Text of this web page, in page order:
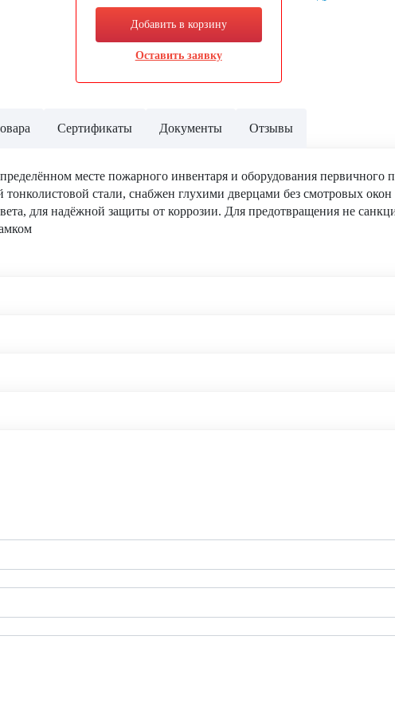
Добавить в корзину
Оставить заявку
Сертификаты Документы Отзывы
месте пожарного инвентаря и оборудования
стали, снабжен глухими дверцами без смотровых
для надёжной защиты от коррозии. Для предотвращения не